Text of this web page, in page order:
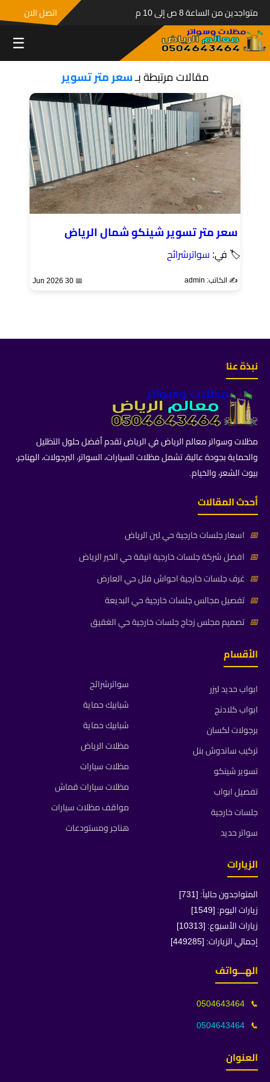
متواجدين من الساعة 8 ص إلى 10 م اتصل الان
☰
مقالات مرتبطة بـسعر متر تسوير
سعر متر تسوير شينكو شمال الرياض
🏷 في: سواترشرائح
✍️ الكاتب: admin 📅 30 Jun 2026
نبذة عنا
مظلات وسواتر معالم الرياض في الرياض تقدم أفضل حلول التظليل
والحماية بجودة عالية، تشمل مظلات السيارات، السواتر، البرجولات، الهناجر،
بيوت الشعر، والخيام.
أحدث المقالات
📅 اسعار جلسات خارجية حي لبن الرياض
📅 افضل شركة جلسات خارجية انيقة حي الخير الرياض
📅 غرف جلسات خارجية احواش فلل حي العارض
📅 تفصيل مجالس جلسات خارجية حي البديعة
📅 تصميم مجلس زجاج جلسات خارجية حي الغقيق
الأقسام
ابواب حديد ليزر
ابواب كلادنج
برجولات لكسان
تركيب ساندوش بنل
تسوير شينكو
تفصيل ابواب
جلسات خارجية
سواتر حديد
سواترشرائح
شبابيك حماية
شبابيك حماية
مظلات الرياض
مظلات سيارات
مظلات سيارات قماش
مواقف مظلات سيارات
هناجر ومستودعات
الزيارات
المتواجدون حالياً: [731]
زيارات اليوم: [1549]
زيارات الأسبوع: [10313]
إجمالي الزيارات: [449285]
الهـــواتف
📞
0504643464
📞
0504643464
العنوان